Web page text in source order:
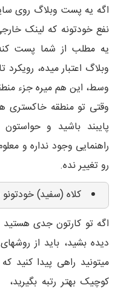
اگه یه پست وبلاگ روی
نفع خودتونه که لینک
یه مطلب از شما پست
وبلاگ اعتبار میده،
وسط، این هم میره جزء
وقتی تو منطقه خاکستری
پایبند باشید و
راهنمایی وجود نداره و
رو تغییر نده.
کلاه (سفید)
اگه تو کارتون جدی
دیده بشید، باید از
میتونید راهی پیدا کنید
کوچیک بهتر رتبه